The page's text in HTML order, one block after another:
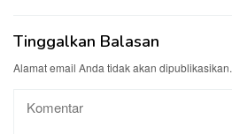
Tinggalkan Balasan
Alamat email Anda tidak akan dipublikasikan.